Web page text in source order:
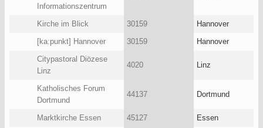
Informationszentrum
Kirche im Blick 30159
Hannover
[ka:punkt] Hannover
30159
Hannover
Citypastoral Diözese
Linz
4020 Linz
Katholisches Forum
Dortmund
44137 Dortmund
Marktkirche Essen 45127
Essen